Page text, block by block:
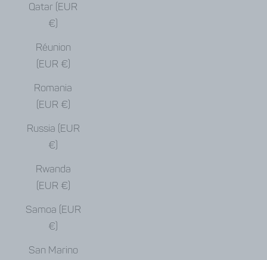
Qatar (EUR
€)
Réunion
(EUR €)
Romania
(EUR €)
Russia (EUR
€)
Rwanda
(EUR €)
Samoa (EUR
€)
San Marino